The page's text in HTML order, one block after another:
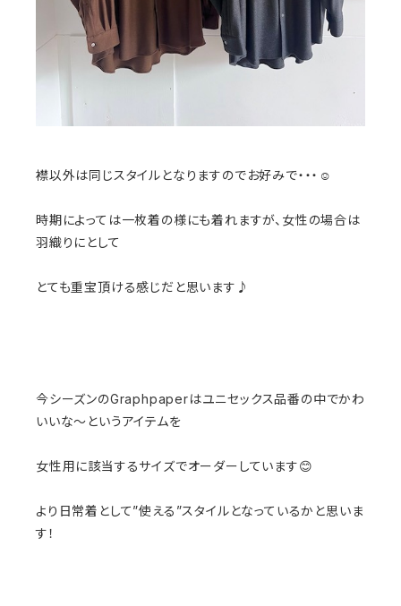
襟以外は同じスタイルとなりますのでお好みで・・・☺️
時期によっては一枚着の様にも着れますが、女性の場合は
羽織りにとして
とても重宝頂ける感じだと思います♪
今シーズンのGraphpaperはユニセックス品番の中でかわ
いいな〜というアイテムを
女性用に該当するサイズでオーダーしています😊
より日常着として”使える”スタイルとなっているかと思いま
す！